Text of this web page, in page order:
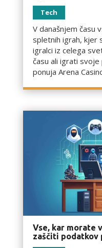
Tech
V današnjem času
spletnih igrah, kjer
igralci iz celega
času ali igrati
ponuja Arena
Vse, kar morate
zaščiti podatkov